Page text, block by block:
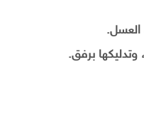
برفق.